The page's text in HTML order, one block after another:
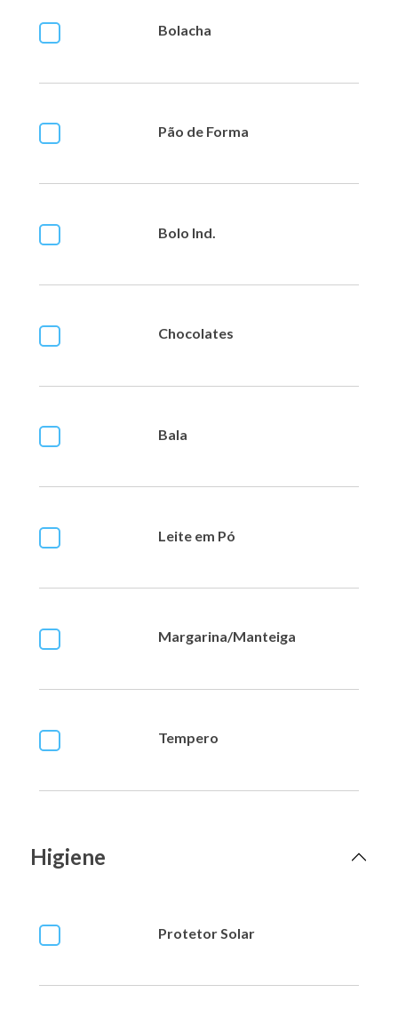
Bolacha
Pão de Forma
Bolo Ind.
Chocolates
Bala
Leite em Pó
Margarina/Manteiga
Tempero
Higiene
Protetor Solar